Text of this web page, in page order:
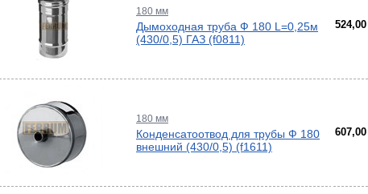
180 мм
Дымоходная труба Ф 180 L=0,25м
(430/0,5) ГАЗ (f0811)
524,00
180 мм
Конденсатоотвод для трубы Ф 180
внешний (430/0,5) (f1611)
607,00